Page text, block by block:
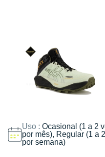
Uso : Ocasional (1 a 2
por mês), Regular (1 a
por semana)